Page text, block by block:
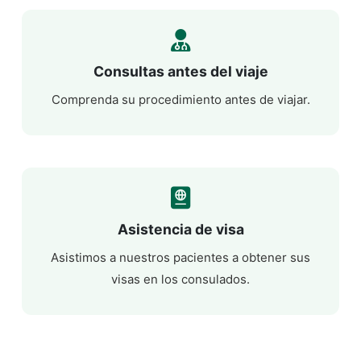
Consultas antes del viaje
Comprenda su procedimiento antes de viajar.
Asistencia de visa
Asistimos a nuestros pacientes a obtener sus
visas en los consulados.